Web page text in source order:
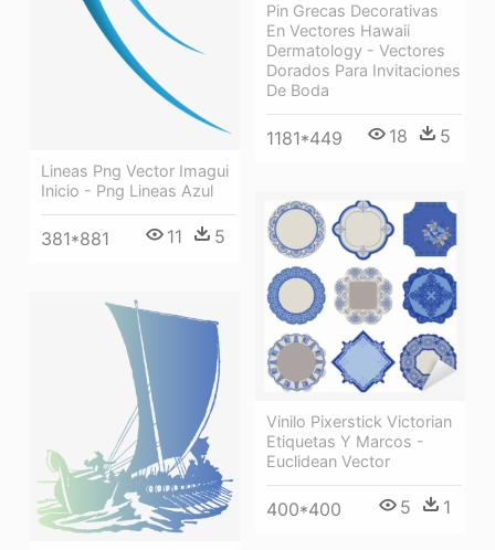
Lineas Png Vector Imagui
Inicio - Png Lineas Azul
381*881 11 5
Pin Grecas Decorativas
En Vectores Hawaii
Dermatology - Vectores
Dorados Para Invitaciones
De Boda
1181*449 18 5
Vinilo Pixerstick Victorian
Etiquetas Y Marcos -
Euclidean Vector
400*400 5 1